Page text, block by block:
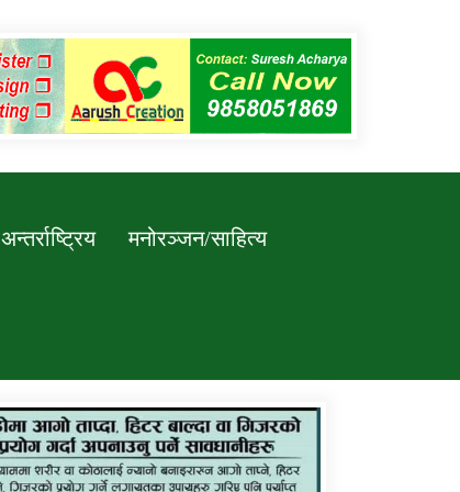
अन्तर्राष्ट्रिय मनोरञ्जन/साहित्य
कर्णाली प्रविधि शिक्षालय जुम्लाको सुचना